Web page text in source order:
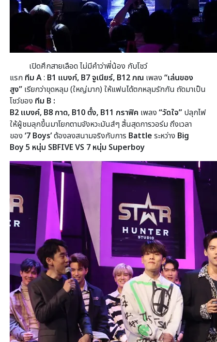
เปิดศึกสายเลือด ไม่มีคำว่าพี่น้อง กับโชว์
แรก ทีม A: B1 แบงก์, B7จูเนียร์, B12ภณ เพลง “เล่นของ
สูง” เรียกว่าขุดหลุม (ใหญ่มาก) ให้แฟนได้ตกหลุมรักกัน ถัดมาเป็น
โชว์ของ ทีม B :
B2 แบงค์, B8 กาด, B10 ตั๋ง, B11 กราฟิค เพลง “วัดใจ” ปลุกไฟ
ให้ผู้ชมลุกขึ้นมาโยกตามจังหวะมันส์ๆ สิ้นสุดการวอร์ม ถึงเวลา
ของ ‘7 Boys’ต้องลงสนามจริงกับการ Battle ระหว่าง Big
Boy5 หนุ่ม SBFIVE VS 7 หนุ่ม Superboy